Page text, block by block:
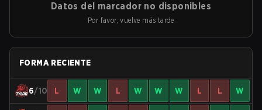
Datos del marcador no disponibles
Por favor, vuelve más tarde
FORMA RECIENTE
6/10 L W W L W W W L L W